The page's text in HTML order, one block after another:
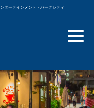
ターテインメント・パークシティ